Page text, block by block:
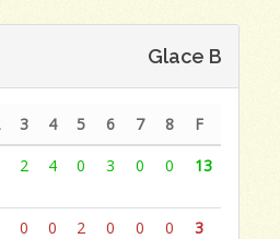
Glace B
3 4 5 6 7 8
F
2 4 0 3 0 0 13
0 0 2 0 0 0 3